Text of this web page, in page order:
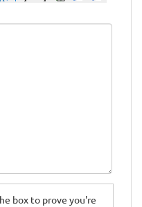
box to prove you're